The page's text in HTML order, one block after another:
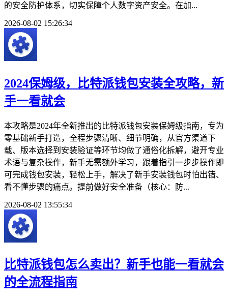
的安全防护体系，切实保障个人数字资产安全。在加...
2026-08-02 15:26:34
2024保姆级，比特派钱包安装全攻略，新
手一看就会
本攻略是2024年全新推出的比特派钱包安装保姆级指南，专为
零基础新手打造，全程步骤清晰、细节明确，从官方渠道下
载、版本选择到安装验证等环节均做了通俗化拆解，避开专业
术语与复杂操作，新手无需额外学习，跟着指引一步步操作即
可完成钱包安装，轻松上手，解决了新手安装钱包时怕出错、
看不懂步骤的痛点。提前做好安全准备（核心：防...
2026-08-02 13:55:34
比特派钱包怎么卖出？新手也能一看就会
的全流程指南